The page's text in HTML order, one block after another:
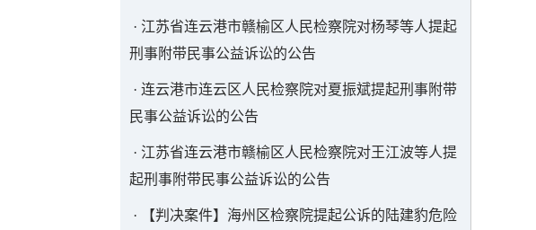
· 江苏省连云港市赣榆区人民检察院对杨琴等人提起
刑事附带民事公益诉讼的公告
· 连云港市连云区人民检察院对夏振斌提起刑事附带
民事公益诉讼的公告
· 江苏省连云港市赣榆区人民检察院对王江波等人提
起刑事附带民事公益诉讼的公告
·
【判决案件】海州区检察院提起公诉的陆建豹危险